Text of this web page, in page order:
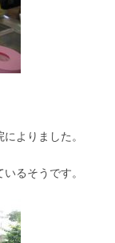
よりました。
るそうです。